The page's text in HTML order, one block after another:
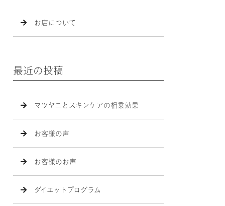
お店について
最近の投稿
マツヤニとスキンケアの相乗効果
お客様の声
お客様のお声
ダイエットプログラム